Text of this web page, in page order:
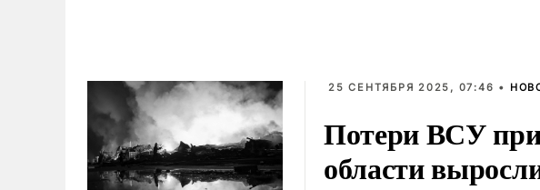
25 СЕНТЯБРЯ 2025, 07:46 •
Потери ВСУ при
области